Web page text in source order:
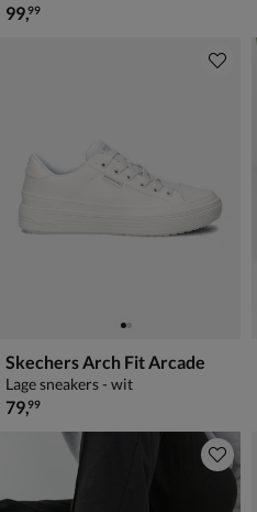
€ 99,99
99,99
Skechers Arch Fit Arcade
Lage sneakers - wit
€ 79,99
79,99